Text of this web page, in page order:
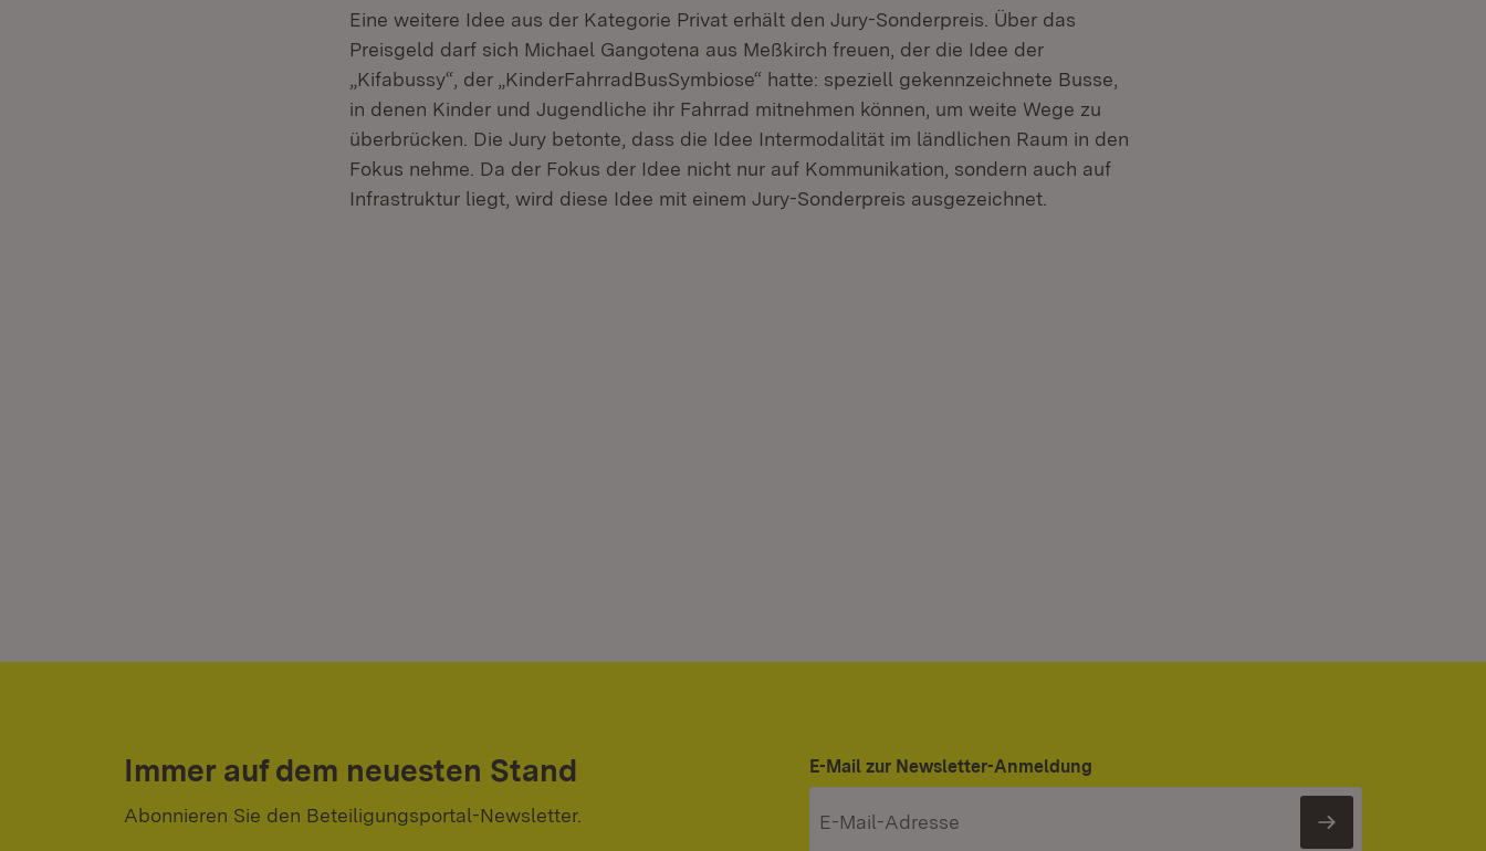
Eine weitere Idee aus der Kategorie Privat erhält den Jury-Sonderpreis. Über das
Preisgeld darf sich Michael Gangotena aus Meßkirch freuen, der die Idee der
„Kifabussy“, der „KinderFahrradBusSymbiose“ hatte: speziell gekennzeichnete Busse,
in denen Kinder und Jugendliche ihr Fahrrad mitnehmen können, um weite Wege zu
überbrücken. Die Jury betonte, dass die Idee Intermodalität im ländlichen Raum in den
Fokus nehme. Da der Fokus der Idee nicht nur auf Kommunikation, sondern auch auf
Infrastruktur liegt, wird diese Idee mit einem Jury-Sonderpreis ausgezeichnet.
Immer auf dem neuesten Stand
Abonnieren Sie den Beteiligungsportal-Newsletter.
E-Mail zur Newsletter-Anmeldung
Newsletter